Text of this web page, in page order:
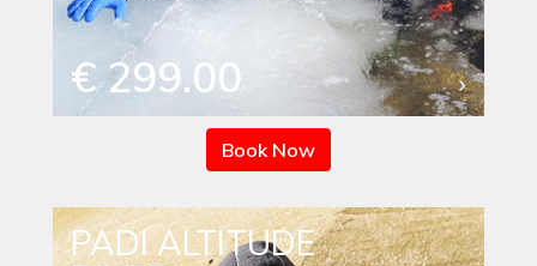
€ 299.00
Book Now
PADI ALTITUDE